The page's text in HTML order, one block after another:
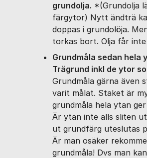
grundolja. *(Grundolja
färgytor) Nytt ändträ
doppas i grundolöja.
torkas bort. Olja får
Grundmåla sedan hela
Trägrund inkl de ytor
Grundmåla gärna även
varit målat. Staket är
grundmåla hela ytan
Är ytan inte alls sliten
ut grundfärg uteslutas
Är man osäker
grundmåla! Dvs man